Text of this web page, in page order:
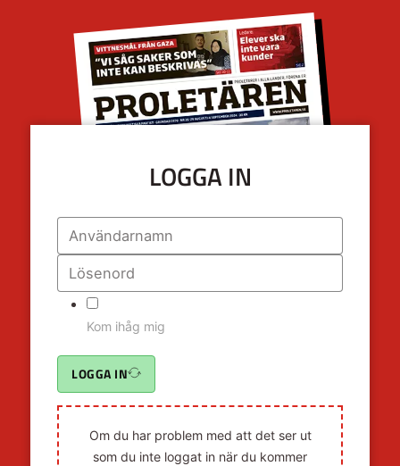
LOGGA IN
Kom ihåg mig
LOGGA IN
Om du har problem med att det ser ut
som du inte loggat in när du kommer